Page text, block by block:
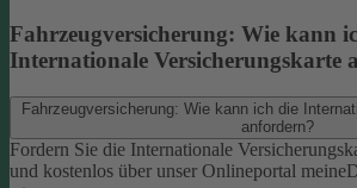
Fahrzeugversicherung: Wie kann
Internationale Versicherungskarte
Fahrzeugversicherung: Wie kann ich die
anfordern?
Fordern Sie die Internationale
und kostenlos über unser Onlineportal